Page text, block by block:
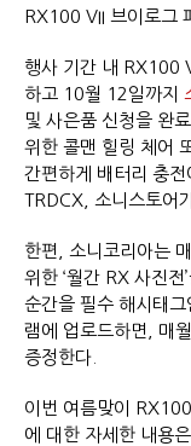
RX100 VII 브이로그
행사 기간 내 RX100
하고 10월 12일까지
및 사은품 신청을 완
위한 콜맨 힐링 체어
간편하게 배터리 충
TRDCX, 소니스토어
한편, 소니코리아는
위한 ‘월간 RX 사진
순간을 필수 해시태그
램에 업로드하면, 매
증정한다.
이번 여름맞이
에 대한 자세한 내용은